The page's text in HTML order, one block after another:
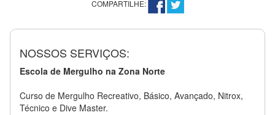
COMPARTILHE:
NOSSOS SERVIÇOS:
Escola de Mergulho na Zona Norte
Curso de Mergulho Recreativo, Básico, Avançado, Nitrox,
Técnico e Dive Master.